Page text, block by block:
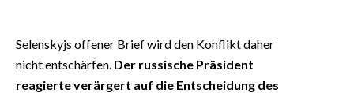
NECROLOGI
Selenskyjs offener Brief wird den Konflikt daher
nicht entschärfen. Der russische Präsident
reagierte verärgert auf die Entscheidung des